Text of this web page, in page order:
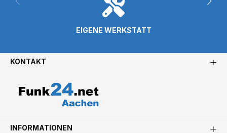
EIGENE WERKSTATT
KONTAKT
INFORMATIONEN